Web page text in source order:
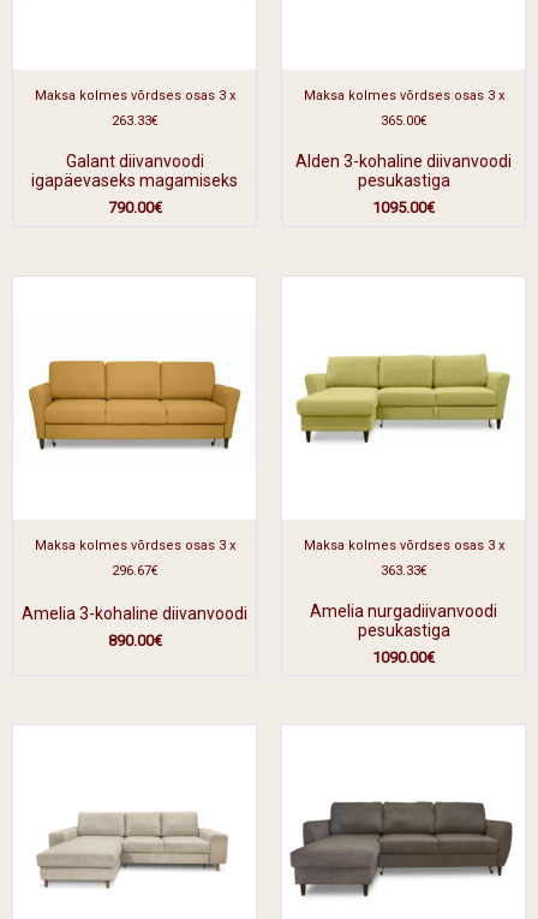
Maksa kolmes võrdses osas 3 x
263.33€
Galant diivanvoodi
igapäevaseks magamiseks
790.00€
Maksa kolmes võrdses osas 3 x
365.00€
Alden 3-kohaline diivanvoodi
pesukastiga
1095.00€
Maksa kolmes võrdses osas 3 x
296.67€
Amelia 3-kohaline diivanvoodi
890.00€
Maksa kolmes võrdses osas 3 x
363.33€
Amelia nurgadiivanvoodi
pesukastiga
1090.00€